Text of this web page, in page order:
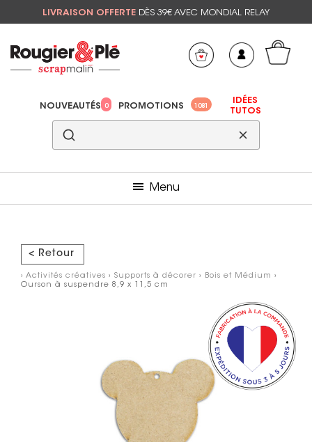
LIVRAISON OFFERTE DÈS 39€ AVEC MONDIAL RELAY
NOUVEAUTÉS 0 PROMOTIONS 1081
IDÉES
TUTOS
Menu
< Retour
› Activités créatives › Supports à décorer › Bois et Médium ›
Ourson à suspendre 8,9 x 11,5 cm